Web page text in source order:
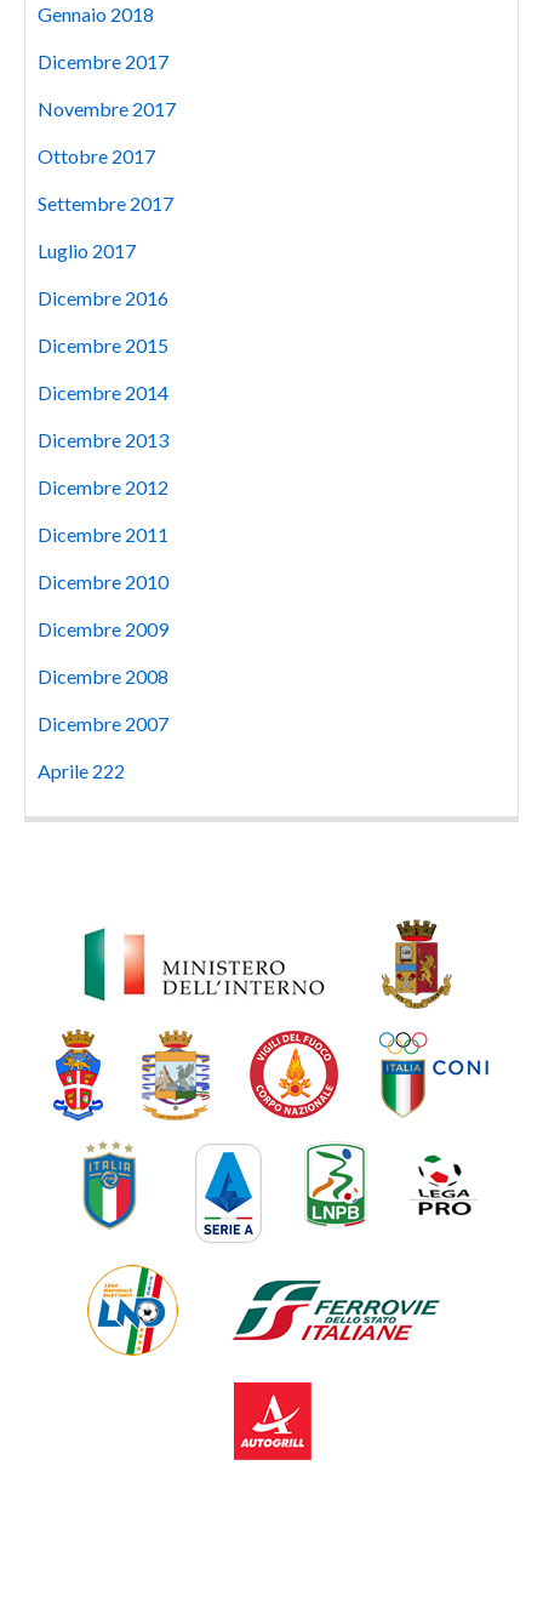
Gennaio 2018
Dicembre 2017
Novembre 2017
Ottobre 2017
Settembre 2017
Luglio 2017
Dicembre 2016
Dicembre 2015
Dicembre 2014
Dicembre 2013
Dicembre 2012
Dicembre 2011
Dicembre 2010
Dicembre 2009
Dicembre 2008
Dicembre 2007
Aprile 222